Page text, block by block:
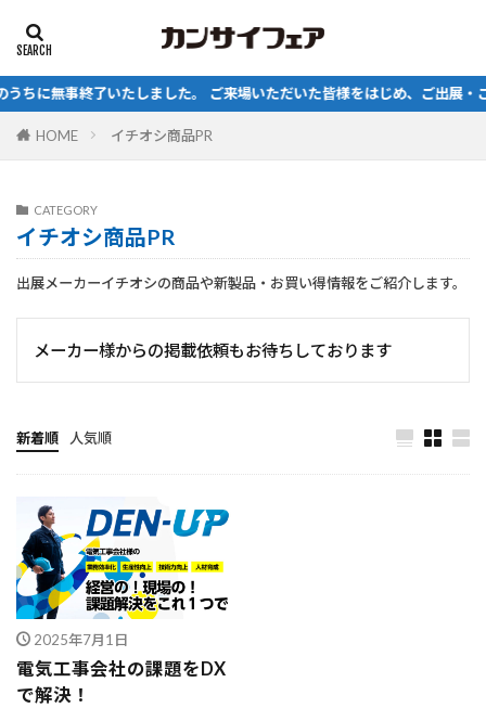
終了いたしました。 ご来場いただいた皆様をはじめ、ご出展・ご
HOME イチオシ商品PR
CATEGORY
イチオシ商品PR
出展メーカーイチオシの商品や新製品・お買い得情報をご紹介します。
メーカー様からの掲載依頼もお待ちしております
新着順 人気順
2025年7月1日
電気工事会社の課題をDX
で解決！
カテゴリー
タグ
DEN-UP DX
デンナップ
電動工具
電気工事、福岡電気工事業協同組合、青年部、おしご
と、キッザニア、高所作業車、日東工業
電気工事会社